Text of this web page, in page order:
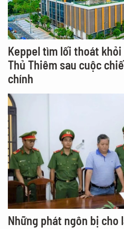
Keppel tìm lối thoát
Thủ Thiêm sau cuộc
chính
Những phát ngôn bị cho